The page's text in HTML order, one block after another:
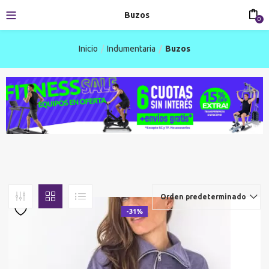
Buzos 0
Inicio Indumentaria Buzos
Orden predeterminado
-31%